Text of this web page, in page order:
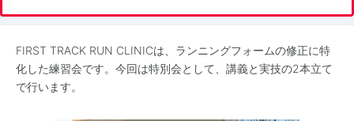
FIRST TRACK RUN CLINICは、ランニングフォームの修正に特
化した練習会です。今回は特別会として、講義と実技の2本立て
で行います。